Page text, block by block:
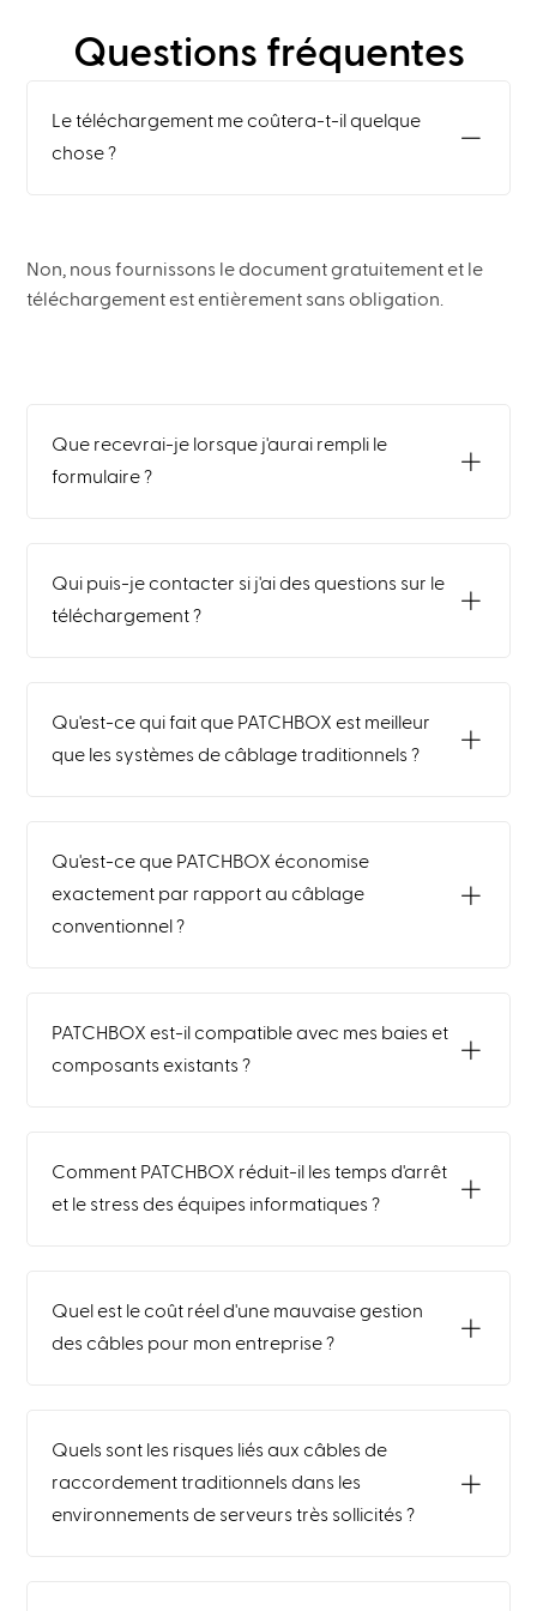
Questions fréquentes
Le téléchargement me coûtera-t-il quelque
chose ?
Non, nous fournissons le document gratuitement et le
téléchargement est entièrement sans obligation.
Que recevrai-je lorsque j'aurai rempli le
formulaire ?
Qui puis-je contacter si j'ai des questions sur le
téléchargement ?
Qu'est-ce qui fait que PATCHBOX est meilleur
que les systèmes de câblage traditionnels ?
Qu'est-ce que PATCHBOX économise
exactement par rapport au câblage
conventionnel ?
PATCHBOX est-il compatible avec mes baies et
composants existants ?
Comment PATCHBOX réduit-il les temps d'arrêt
et le stress des équipes informatiques ?
Quel est le coût réel d'une mauvaise gestion
des câbles pour mon entreprise ?
Quels sont les risques liés aux câbles de
raccordement traditionnels dans les
environnements de serveurs très sollicités ?